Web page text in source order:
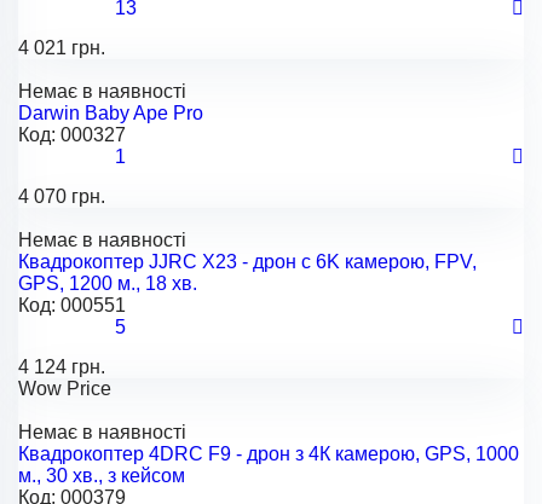
13
4 021 грн.
Немає в наявності
Darwin Baby Ape Pro
Код: 000327
1
4 070 грн.
Немає в наявності
Квадрокоптер JJRC X23 - дрон с 6K камерою, FPV,
GPS, 1200 м., 18 хв.
Код: 000551
5
4 124 грн.
Wow Price
Немає в наявності
Квадрокоптер 4DRC F9 - дрон з 4К камерою, GPS, 1000
м., 30 хв., з кейсом
Код: 000379